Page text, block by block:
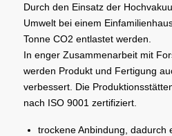
Durch den Einsatz der
Umwelt bei einem
Tonne CO2 entlastet werden.
In enger Zusammenarbeit mit
werden Produkt und Fertigung
verbessert. Die
nach ISO 9001 zertifiziert.
trockene Anbindung, dadurch